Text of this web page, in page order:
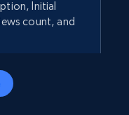
Initial
count, and
Comece agora